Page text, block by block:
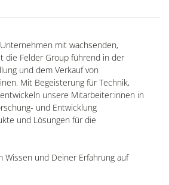
mit wachsenden,
die Felder Group führend in der
und dem Verkauf von
Mit Begeisterung für Technik,
unsere Mitarbeiter:innen in
und Entwicklung
und Lösungen für die
Wissen und Deiner Erfahrung auf